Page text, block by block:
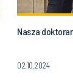
Nasza
02.10.2024